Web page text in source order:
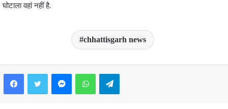
घोटाला वहां नहीं है.
chhattisgarh news
FacebookTwitter MessengerWhatsAppTelegram